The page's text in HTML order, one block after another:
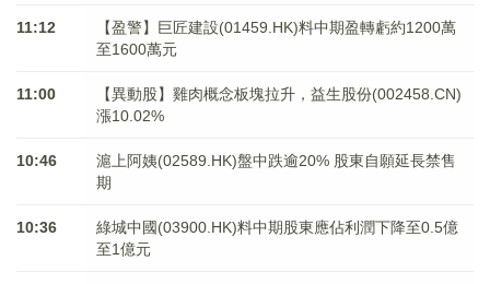
11:12
【盈警】巨匠建設(01459.HK)料中期盈轉虧約1200萬
至1600萬元
11:00
【異動股】雞肉概念板塊拉升，益生股份(002458.CN)
漲10.02%
10:46
滬上阿姨(02589.HK)盤中跌逾20% 股東自願延長禁售
期
10:36
綠城中國(03900.HK)料中期股東應佔利潤下降至0.5億
至1億元